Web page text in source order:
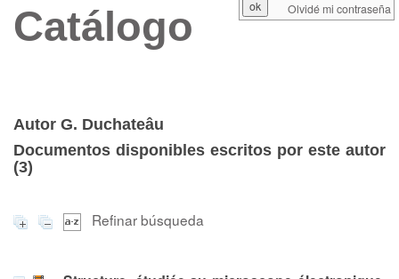
Catálogo
Autor G. Duchateâu
Documentos disponibles escritos por este autor
(3)
Refinar búsqueda
Olvidé mi contraseña